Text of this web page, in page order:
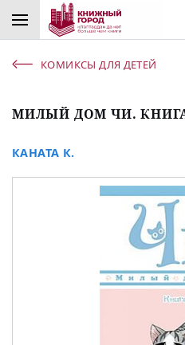
КОМИКСЫ ДЛЯ ДЕТЕЙ
МИЛЫЙ ДОМ ЧИ.
КАНАТА К.